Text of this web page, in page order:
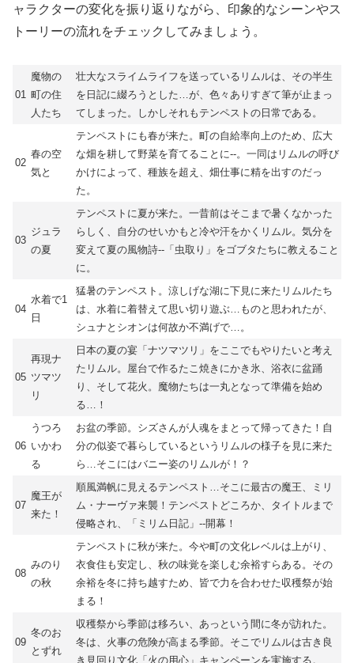
ャラクターの変化を振り返りながら、印象的なシーンやス
トーリーの流れをチェックしてみましょう。
01
魔物の
町の住
人たち
壮大なスライムライフを送っているリムルは、その半生
を日記に綴ろうとした…が、色々ありすぎて筆が止まっ
てしまった。しかしそれもテンペストの日常である。
02
春の空
気と
テンペストにも春が来た。町の自給率向上のため、広大
な畑を耕して野菜を育てることに--。一同はリムルの呼び
かけによって、種族を超え、畑仕事に精を出すのだっ
た。
03
ジュラ
の夏
テンペストに夏が来た。一昔前はそこまで暑くなかった
らしく、自分のせいかもと冷や汗をかくリムル。気分を
変えて夏の風物詩--「虫取り」をゴブタたちに教えること
に。
04
水着で1
日
猛暑のテンペスト。涼しげな湖に下見に来たリムルたち
は、水着に着替えて思い切り遊ぶ…ものと思われたが、
シュナとシオンは何故か不満げで…。
05
再現ナ
ツマツ
リ
日本の夏の宴「ナツマツリ」をここでもやりたいと考え
たリムル。屋台で作るたこ焼きにかき氷、浴衣に盆踊
り、そして花火。魔物たちは一丸となって準備を始め
る…！
06
うつろ
いかわ
る
お盆の季節。シズさんが人魂をまとって帰ってきた！自
分の似姿で暮らしているというリムルの様子を見に来た
ら…そこにはバニー姿のリムルが！？
07
魔王が
来た！
順風満帆に見えるテンペスト…そこに最古の魔王、ミリ
ム・ナーヴァ来襲！テンペストどころか、タイトルまで
侵略され、「ミリム日記」--開幕！
08
みのり
の秋
テンペストに秋が来た。今や町の文化レベルは上がり、
衣食住も安定し、秋の味覚を楽しむ余裕すらある。その
余裕を冬に持ち越すため、皆で力を合わせた収穫祭が始
まる！
09
冬のお
とずれ
収穫祭から季節は移ろい、あっという間に冬が訪れた。
冬は、火事の危険が高まる季節。そこでリムルは古き良
き見回り文化「火の用心」キャンペーンを実施する。